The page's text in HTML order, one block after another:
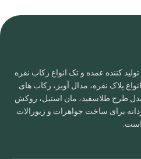
کننده عمده و تک انواع رکاب نقره
پلاک نقره، مدال آویز، رکاب های
طرح طلاسفید، مان استیل، روکش
برای ساخت جواهرات و زیورالات
است.